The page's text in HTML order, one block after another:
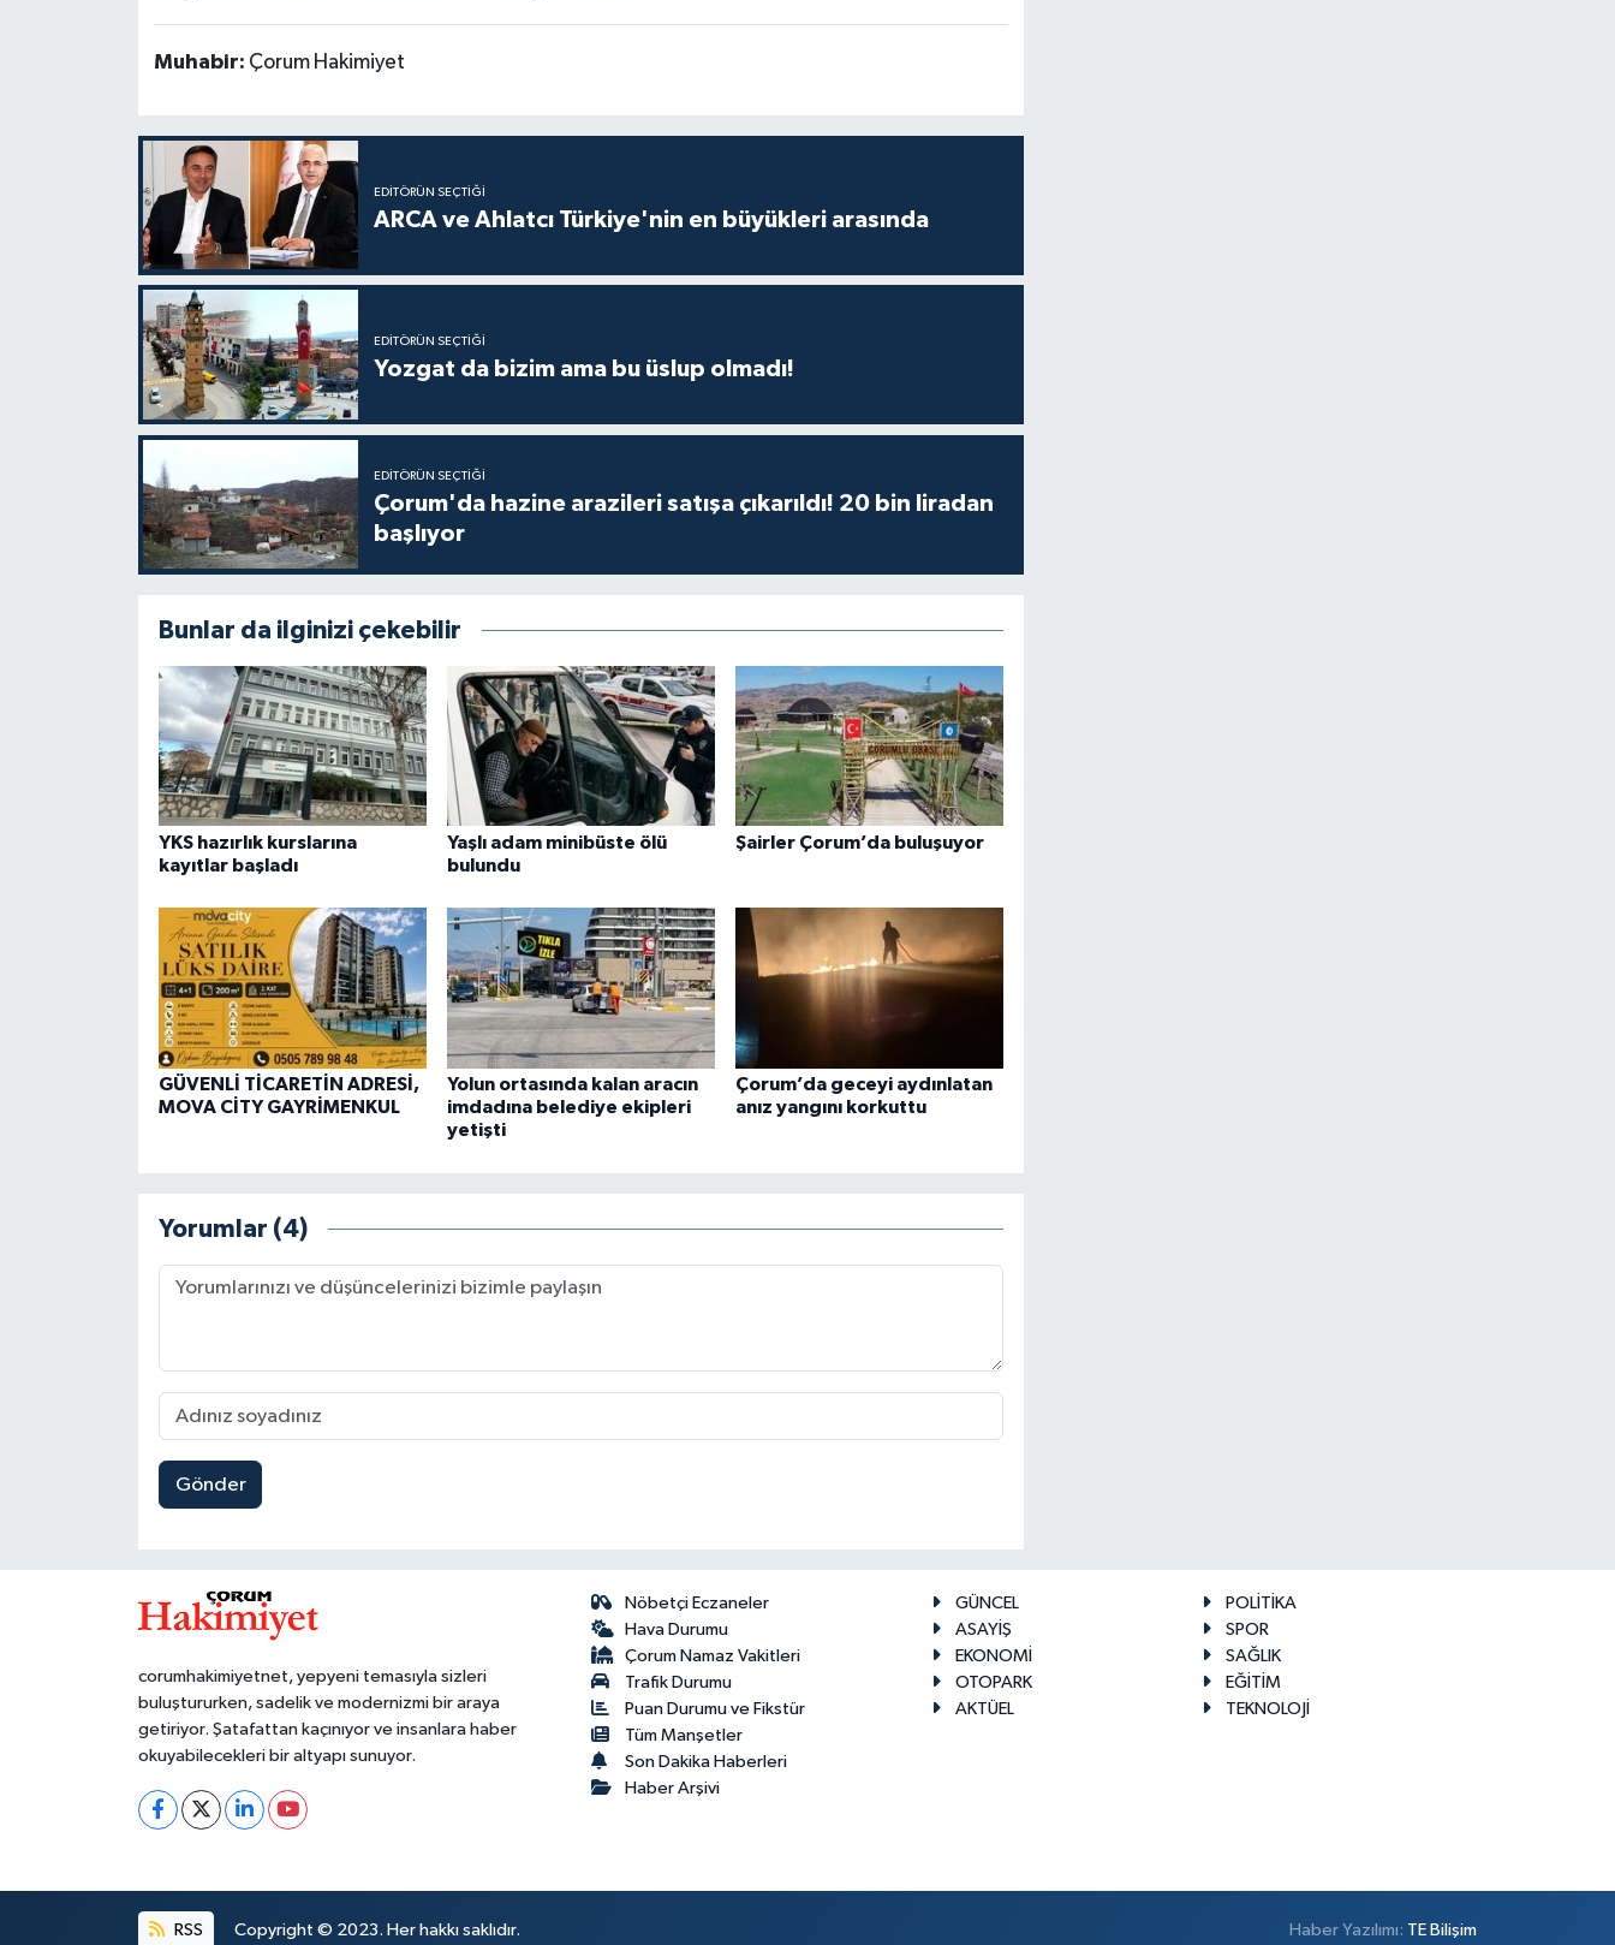
Muhabir: Çorum Hakimiyet
EDITÖRÜN SEÇTIĞI
ARCA ve Ahlatcı Türkiye'nin en büyükleri arasında
EDITÖRÜN SEÇTIĞI
Yozgat da bizim ama bu üslup olmadı!
EDITÖRÜN SEÇTIĞI
Çorum'da hazine arazileri satışa çıkarıldı! 20 bin liradan
başlıyor
Bunlar da ilginizi çekebilir
YKS hazırlık kurslarına
kayıtlar başladı
Yaşlı adam minibüste ölü
bulundu
Şairler Çorum’da buluşuyor
GÜVENLİ TİCARETİN ADRESİ,
MOVA CİTY GAYRİMENKUL
Yolun ortasında kalan aracın
imdadına belediye ekipleri
yetişti
Çorum’da geceyi aydınlatan
anız yangını korkuttu
Yorumlar (4)
Gönder
corumhakimiyetnet, yepyeni temasıyla sizleri
buluştururken, sadelik ve modernizmi bir araya
getiriyor. Şatafattan kaçınıyor ve insanlara haber
okuyabilecekleri bir altyapı sunuyor.
Nöbetçi Eczaneler
Hava Durumu
Çorum Namaz Vakitleri
Trafik Durumu
Puan Durumu ve Fikstür
Tüm Manşetler
Son Dakika Haberleri
Haber Arşivi
GÜNCEL
POLİTİKA
ASAYİŞ
SPOR
EKONOMİ
SAĞLIK
OTOPARK
EĞİTİM
AKTÜEL
TEKNOLOJİ
RSS Copyright © 2023. Her hakkı saklıdır. Haber Yazılımı: TE Bilişim